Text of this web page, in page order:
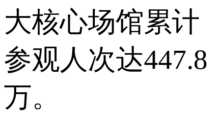
大核心场馆累计
参观人次达447.8
万。